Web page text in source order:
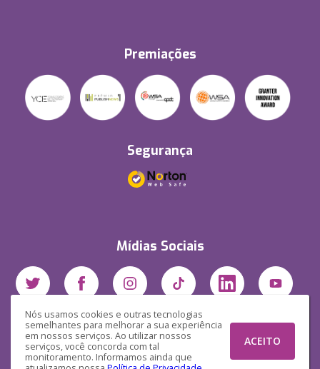
Nós usamos cookies e outras tecnologias
semelhantes para melhorar a sua experiência
em nossos serviços. Ao utilizar nossos
serviços, você concorda com tal
monitoramento. Informamos ainda que
ACEITO
Premiações
Segurança
Mídias Sociais